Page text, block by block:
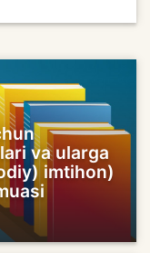
va ularga
imtihon)